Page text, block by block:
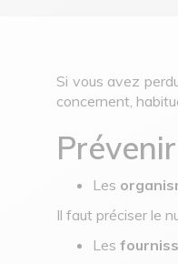
Si vous avez
concernent,
Les
Il faut préciser le
Les